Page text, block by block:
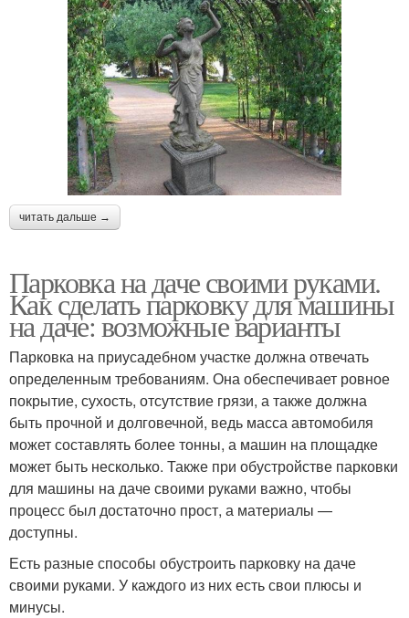
читать дальше →
Парковка на даче своими руками.
Как сделать парковку для машины
на даче: возможные варианты
Парковка на приусадебном участке должна отвечать
определенным требованиям. Она обеспечивает ровное
покрытие, сухость, отсутствие грязи, а также должна
быть прочной и долговечной, ведь масса автомобиля
может составлять более тонны, а машин на площадке
может быть несколько. Также при обустройстве парковки
для машины на даче своими руками важно, чтобы
процесс был достаточно прост, а материалы —
доступны.
Есть разные способы обустроить парковку на даче
своими руками. У каждого из них есть свои плюсы и
минусы.